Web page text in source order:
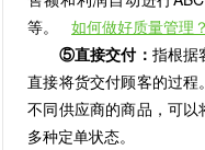
等。如何做好质量管理
⑤直接交付： 指根据
直接将货交付顾客的过
不同供应商的商品，可以
多种定单状态。